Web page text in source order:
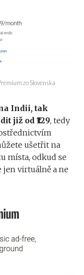
zo Slovenska
Indii, tak
již od ₹129, tedy
ušetřit na
místa, odkud se
virtuálně a ne